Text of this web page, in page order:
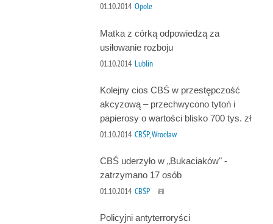
01.10.2014 Opole
Matka z córką odpowiedzą za
usiłowanie rozboju
01.10.2014 Lublin
Kolejny cios CBŚ w przestępczość
akcyzową – przechwycono tytoń i
papierosy o wartości blisko 700 tys. zł
01.10.2014 CBŚP, Wrocław
CBŚ uderzyło w „Bukaciaków" -
zatrzymano 17 osób
01.10.2014 CBŚP
Policyjni antyterroryści